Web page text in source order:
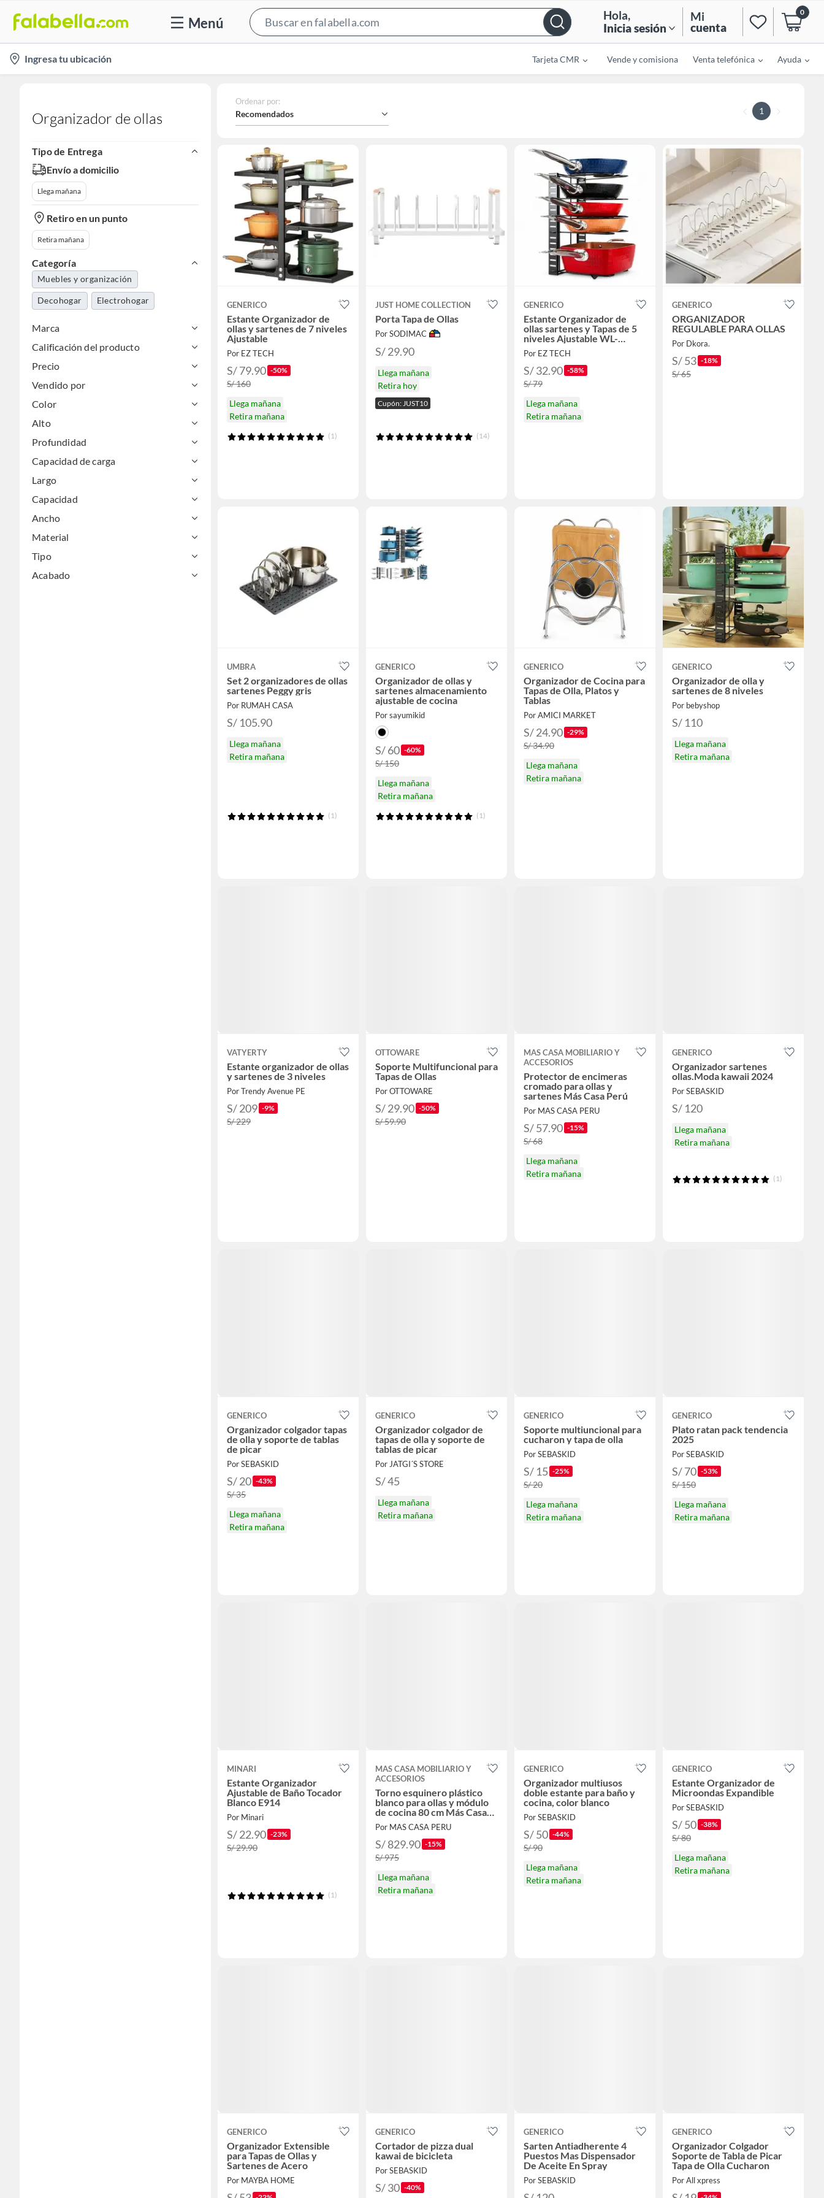
Menú
Bar
Hola,
Inicia sesión
Mi
cuenta
0
location-
icon
Ingresa tu ubicación Tarjeta CMR Vende y comisiona Venta telefónica Ayuda
Organizador de ollas
Tipo de Entrega
Envío a domicilio
Llega mañana
Retiro en un punto
Retira mañana
Categoría
Muebles y organización
Decohogar Electrohogar
Marca
Calificación del producto
Precio
Vendido por
Color
Alto
Profundidad
Capacidad de carga
Largo
Capacidad
Ancho
Material
Tipo
Acabado
Ordenar por:
Recomendados 1
GENERICO
Estante Organizador de
ollas y sartenes de 7 niveles
Ajustable
Por EZ TECH
S/ 79.90 -50%
S/ 160
Llega mañana
Retira mañana
(1)
JUST HOME COLLECTION
Porta Tapa de Ollas
Por SODIMAC
S/ 29.90
Llega mañana
Retira hoy
Cupón: JUST10
(14)
GENERICO
Estante Organizador de
ollas sartenes y Tapas de 5
niveles Ajustable WL-
CF049
Por EZ TECH
S/ 32.90 -58%
S/ 79
Llega mañana
Retira mañana
GENERICO
ORGANIZADOR
REGULABLE PARA OLLAS
Por Dkora.
S/ 53 -18%
S/ 65
UMBRA
Set 2 organizadores de ollas
sartenes Peggy gris
Por RUMAH CASA
S/ 105.90
Llega mañana
Retira mañana
(1)
GENERICO
Organizador de ollas y
sartenes almacenamiento
ajustable de cocina
Por sayumikid
S/ 60 -60%
S/ 150
Llega mañana
Retira mañana
(1)
GENERICO
Organizador de Cocina para
Tapas de Olla, Platos y
Tablas
Por AMICI MARKET
S/ 24.90 -29%
S/ 34.90
Llega mañana
Retira mañana
GENERICO
Organizador de olla y
sartenes de 8 niveles
Por bebyshop
S/ 110
Llega mañana
Retira mañana
VATYERTY
Estante organizador de ollas
y sartenes de 3 niveles
Por Trendy Avenue PE
S/ 209 -9%
S/ 229
OTTOWARE
Soporte Multifuncional para
Tapas de Ollas
Por OTTOWARE
S/ 29.90 -50%
S/ 59.90
MAS CASA MOBILIARIO Y
ACCESORIOS
Protector de encimeras
cromado para ollas y
sartenes Más Casa Perú
Por MAS CASA PERU
S/ 57.90 -15%
S/ 68
Llega mañana
Retira mañana
GENERICO
Organizador sartenes
ollas.Moda kawaii 2024
Por SEBASKID
S/ 120
Llega mañana
Retira mañana
(1)
GENERICO
Organizador colgador tapas
de olla y soporte de tablas
de picar
Por SEBASKID
S/ 20 -43%
S/ 35
Llega mañana
Retira mañana
GENERICO
Organizador colgador de
tapas de olla y soporte de
tablas de picar
Por JATGI´S STORE
S/ 45
Llega mañana
Retira mañana
GENERICO
Soporte multiuncional para
cucharon y tapa de olla
Por SEBASKID
S/ 15 -25%
S/ 20
Llega mañana
Retira mañana
GENERICO
Plato ratan pack tendencia
2025
Por SEBASKID
S/ 70 -53%
S/ 150
Llega mañana
Retira mañana
MINARI
Estante Organizador
Ajustable de Baño Tocador
Blanco E914
Por Minari
S/ 22.90 -23%
S/ 29.90
(1)
MAS CASA MOBILIARIO Y
ACCESORIOS
Torno esquinero plástico
blanco para ollas y módulo
de cocina 80 cm Más Casa
Perú
Por MAS CASA PERU
S/ 829.90 -15%
S/ 975
Llega mañana
Retira mañana
GENERICO
Organizador multiusos
doble estante para baño y
cocina, color blanco
Por SEBASKID
S/ 50 -44%
S/ 90
Llega mañana
Retira mañana
GENERICO
Estante Organizador de
Microondas Expandible
Por SEBASKID
S/ 50 -38%
S/ 80
Llega mañana
Retira mañana
GENERICO
Organizador Extensible
para Tapas de Ollas y
Sartenes de Acero
Por MAYBA HOME
GENERICO
Cortador de pizza dual
kawai de bicicleta
Por SEBASKID
S/ 30 -40%
GENERICO
Sarten Antiadherente 4
Puestos Mas Dispensador
De Aceite En Spray
Por SEBASKID
GENERICO
Organizador Colgador
Soporte de Tabla de Picar
Tapa de Olla Cucharon
Por All xpress